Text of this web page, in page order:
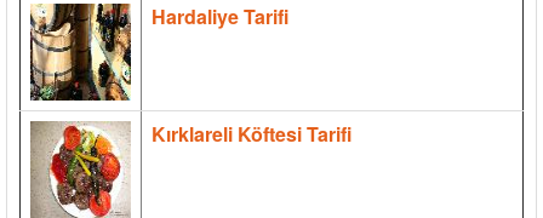
Hardaliye Tarifi
Kırklareli Köftesi Tarifi